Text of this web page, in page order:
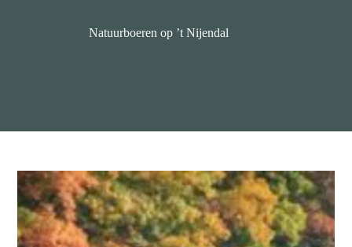
Natuurboeren op ’t Nijendal